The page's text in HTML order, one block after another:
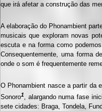
que irá afetar a construção das
A elaboração do Phonambient
musicais que exploram novas
escuta e na forma como
Consequentemente, uma forma
onde o som é frequentemente
O Phonambient nasce a partir da
Sonoro1, alargando numa fase
sete cidades: Braga, Tondela,